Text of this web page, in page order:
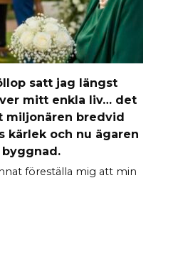
satt jag längst
mitt enkla liv… det
miljonären bredvid
kärlek och nu ägaren
föreställa mig att min